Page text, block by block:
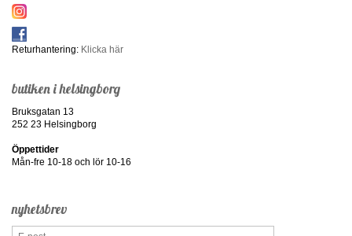
Returhantering: Klicka här
butiken i helsingborg
Bruksgatan 13
252 23 Helsingborg
Öppettider
Mån-fre 10-18 och lör 10-16
nyhetsbrev